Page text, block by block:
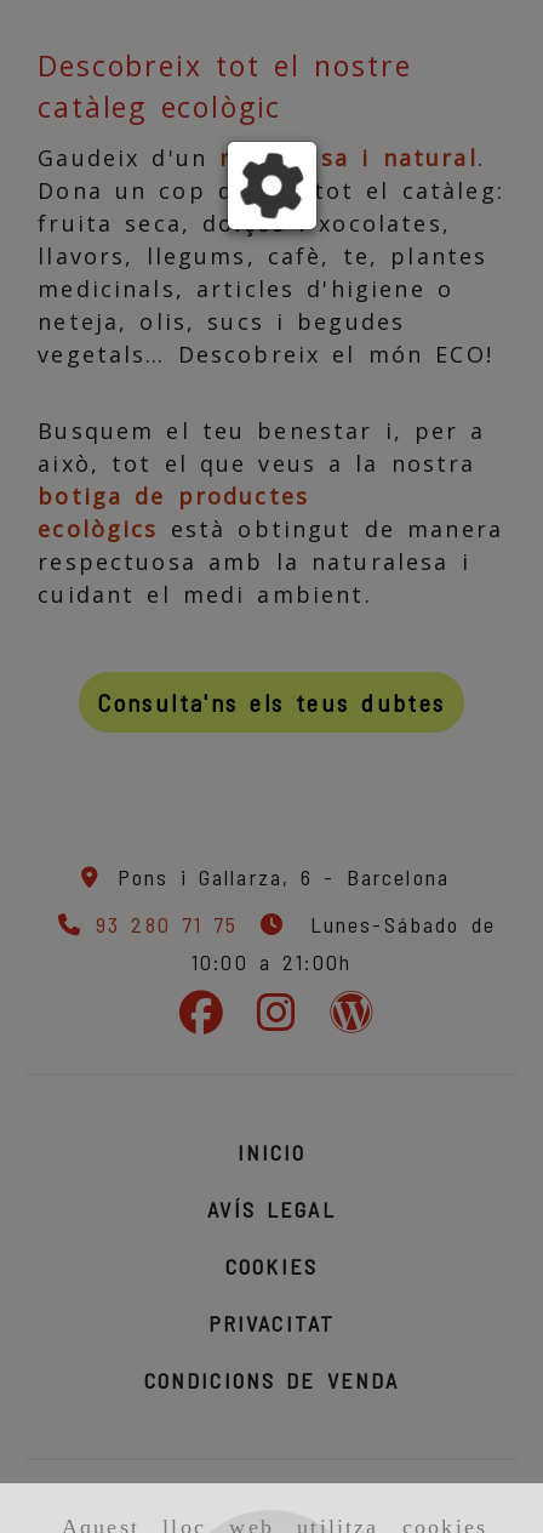
Aquest lloc web utilitza cookies
Descobreix tot el nostre
catàleg ecològic
Gaudeix d'un menjar sa i natural.
Dona un cop d'ull a tot el catàleg:
fruita seca, dolços i xocolates,
llavors, llegums, cafè, te, plantes
medicinals, articles d'higiene o
neteja, olis, sucs i begudes
vegetals… Descobreix el món ECO!
Busquem el teu benestar i, per a
això, tot el que veus a la nostra
botiga de productes
ecològics està obtingut de manera
respectuosa amb la naturalesa i
cuidant el medi ambient.
Consulta'ns els teus dubtes
Pons i Gallarza, 6 - Barcelona
93 280 71 75
Lunes-Sábado de
10:00 a 21:00h
INICIO
AVÍS LEGAL
COOKIES
PRIVACITAT
CONDICIONS DE VENDA